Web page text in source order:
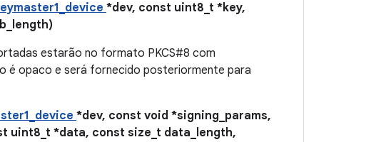
*dev, const uint8_t *key,
estarão no formato PKCS#8 com
é opaco e será fornecido posteriormente para
*dev, const void *signing_params,
uint8_t *data, const size_t data_length,